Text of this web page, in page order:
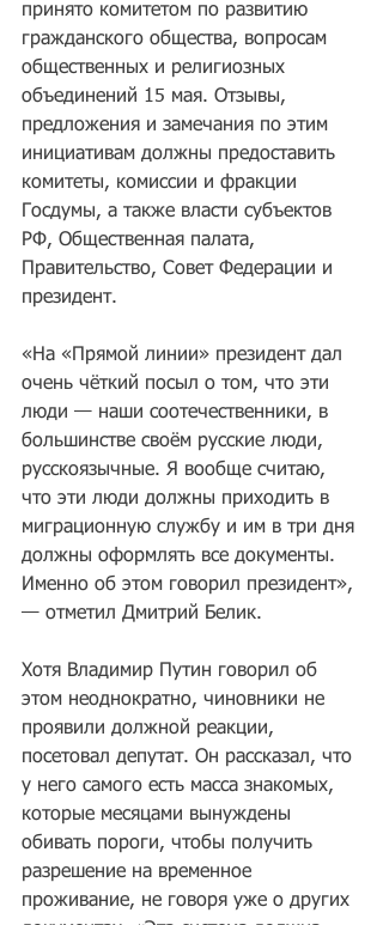
принято комитетом по развитию
гражданского общества, вопросам
общественных и религиозных
объединений 15 мая. Отзывы,
предложения и замечания по этим
инициативам должны предоставить
комитеты, комиссии и фракции
Госдумы, а также власти субъектов
РФ, Общественная палата,
Правительство, Совет Федерации и
президент.
«На «Прямой линии» президент дал
очень чёткий посыл о том, что эти
люди — наши соотечественники, в
большинстве своём русские люди,
русскоязычные. Я вообще считаю,
что эти люди должны приходить в
миграционную службу и им в три дня
должны оформлять все документы.
Именно об этом говорил президент»,
— отметил Дмитрий Белик.
Хотя Владимир Путин говорил об
этом неоднократно, чиновники не
проявили должной реакции,
посетовал депутат. Он рассказал, что
у него самого есть масса знакомых,
которые месяцами вынуждены
обивать пороги, чтобы получить
разрешение на временное
проживание, не говоря уже о других